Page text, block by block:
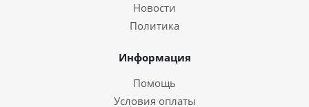
Новости
Политика
Информация
Помощь
Условия оплаты